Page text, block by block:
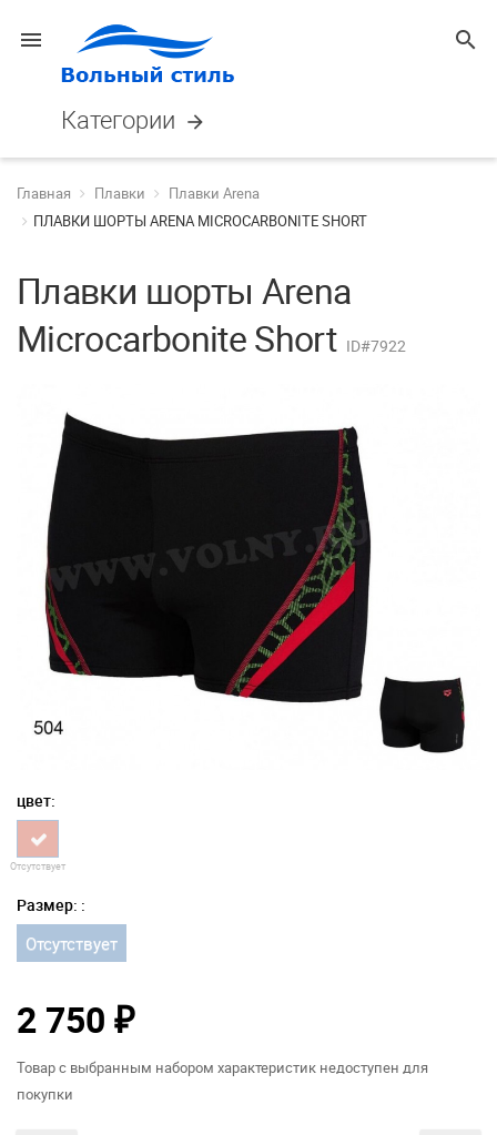
menu search
Категории arrow_forward
Главная Плавки
Плавки Arena
ПЛАВКИ ШОРТЫ ARENA MICROCARBONITE SHORT
Плавки шорты Arena
Microcarbonite Short ID#7922
цвет:
Отсутствует
Размер: :
Отсутствует
2 750 ₽
Товар с выбранным набором характеристик недоступен для
покупки